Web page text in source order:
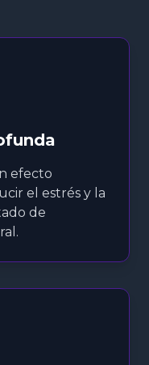
efecto
el estrés y la
de